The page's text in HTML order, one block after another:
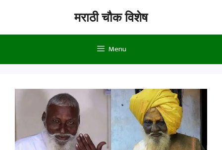
content
मराठी चौक विशेष
Menu